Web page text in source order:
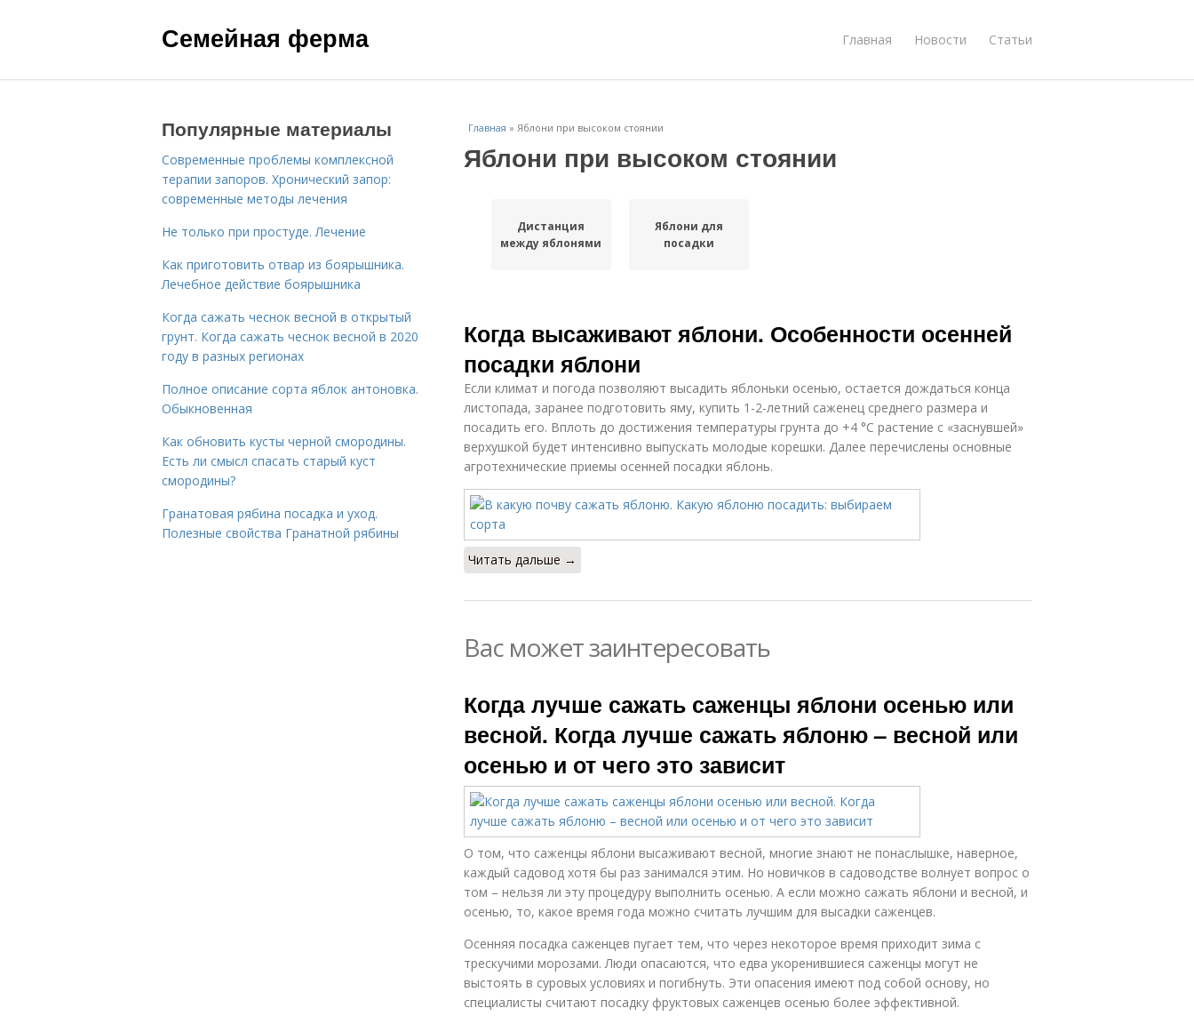
Семейная ферма Главная Новости Статьи
Главная » Яблони при высоком стоянии
Яблони при высоком стоянии
Дистанция
между яблонями
Яблони для
посадки
Когда высаживают яблони. Особенности осенней
посадки яблони
Если климат и погода позволяют высадить яблоньки осенью, остается дождаться конца
листопада, заранее подготовить яму, купить 1-2-летний саженец среднего размера и
посадить его. Вплоть до достижения температуры грунта до +4 °С растение с «заснувшей»
верхушкой будет интенсивно выпускать молодые корешки. Далее перечислены основные
агротехнические приемы осенней посадки яблонь.
Читать дальше →
Вас может заинтересовать
Когда лучше сажать саженцы яблони осенью или
весной. Когда лучше сажать яблоню – весной или
осенью и от чего это зависит
О том, что саженцы яблони высаживают весной, многие знают не понаслышке, наверное,
каждый садовод хотя бы раз занимался этим. Но новичков в садоводстве волнует вопрос о
том – нельзя ли эту процедуру выполнить осенью. А если можно сажать яблони и весной, и
осенью, то, какое время года можно считать лучшим для высадки саженцев.
Осенняя посадка саженцев пугает тем, что через некоторое время приходит зима с
трескучими морозами. Люди опасаются, что едва укоренившиеся саженцы могут не
выстоять в суровых условиях и погибнуть. Эти опасения имеют под собой основу, но
специалисты считают посадку фруктовых саженцев осенью более эффективной.
Популярные материалы
Современные проблемы комплексной
терапии запоров. Хронический запор:
современные методы лечения
Не только при простуде. Лечение
Как приготовить отвар из боярышника.
Лечебное действие боярышника
Когда сажать чеснок весной в открытый
грунт. Когда сажать чеснок весной в 2020
году в разных регионах
Полное описание сорта яблок антоновка.
Обыкновенная
Как обновить кусты черной смородины.
Есть ли смысл спасать старый куст
смородины?
Гранатовая рябина посадка и уход.
Полезные свойства Гранатной рябины